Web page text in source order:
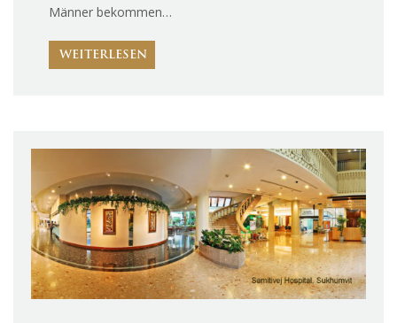
Männer bekommen…
WEITERLESEN